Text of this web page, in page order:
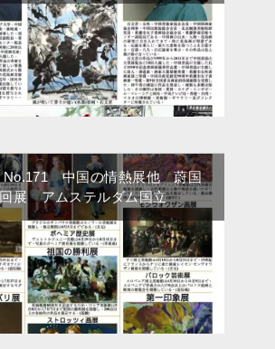
No.171 中国の情熱展他 蔚国
展 アムステルダム国立